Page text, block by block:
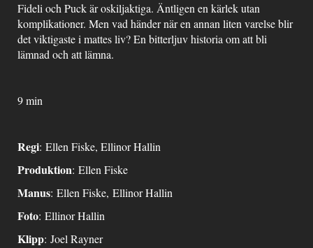
Fideli och Puck är oskiljaktiga. Äntligen en kärlek utan
komplikationer. Men vad händer när en annan liten varelse blir
det viktigaste i mattes liv? En bitterljuv historia om att bli
lämnad och att lämna.
9 min
Regi: Ellen Fiske, Ellinor Hallin
Produktion: Ellen Fiske
Manus: Ellen Fiske, Ellinor Hallin
Foto: Ellinor Hallin
Klipp: Joel Rayner